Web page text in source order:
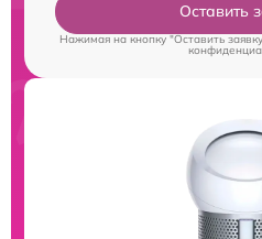
Оставить
Нажимая на кнопку "Оставить